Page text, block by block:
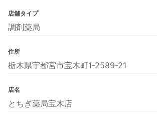
店舗タイプ
調剤薬局
住所
栃木県宇都宮市宝木町1-2589-21
店名
とちぎ薬局宝木店